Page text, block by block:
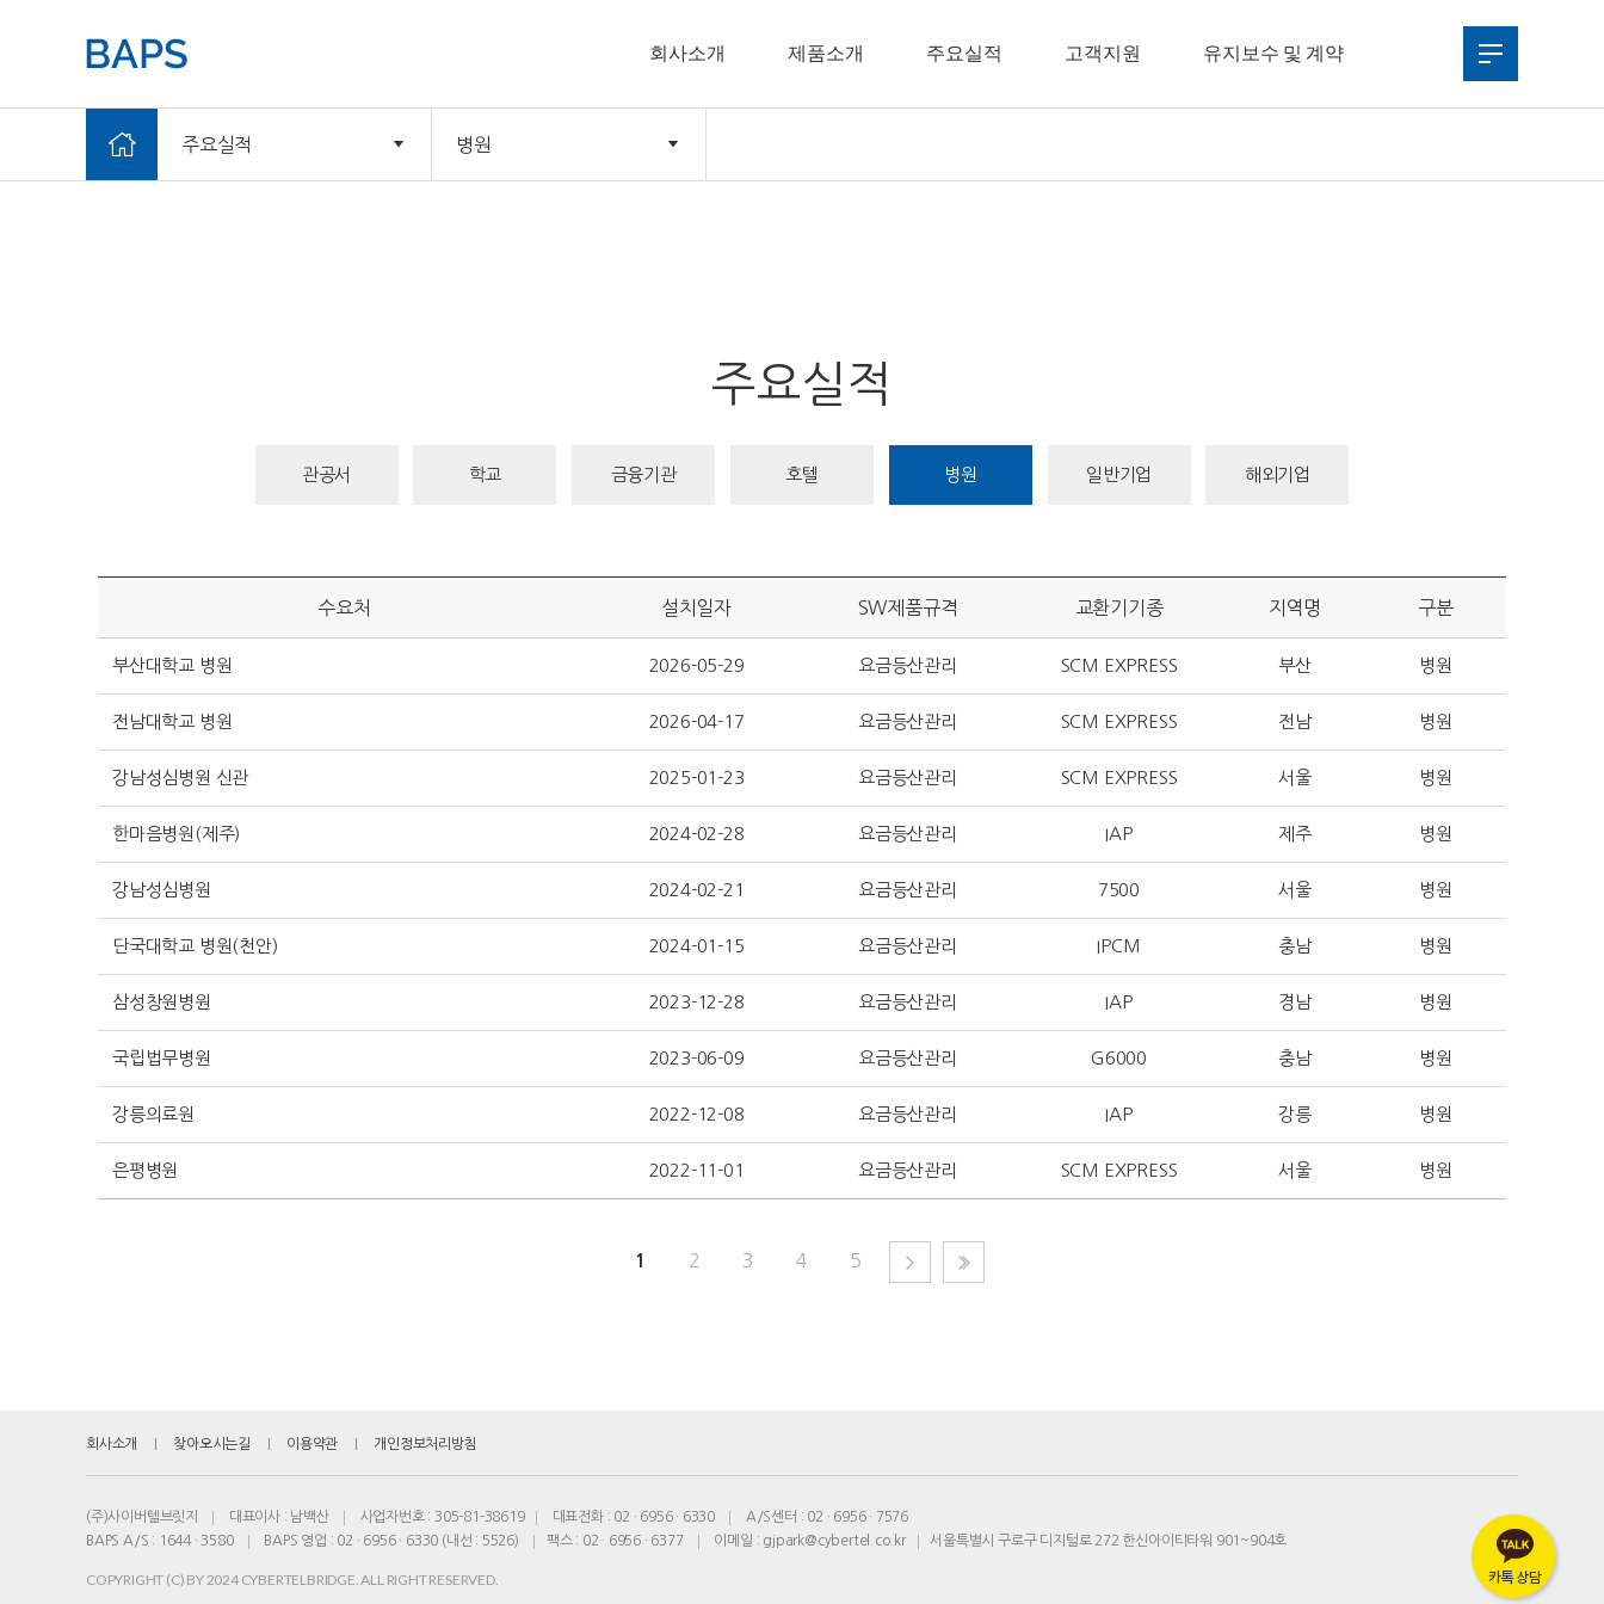
회사소개 제품소개 주요실적 고객지원 유지보수 및 계약
주요실적 병원
주요실적
관공서 학교 금융기관 호텔 병원 일반기업 해외기업
수요처 설치일자 SW제품규격 교환기기종 지역명 구분
부산대학교 병원 2026-05-29 요금등산관리 SCM EXPRESS 부산 병원
전남대학교 병원 2026-04-17 요금등산관리 SCM EXPRESS 전남 병원
강남성심병원 신관 2025-01-23 요금등산관리 SCM EXPRESS 서울 병원
한마음병원(제주) 2024-02-28 요금등산관리 IAP 제주 병원
강남성심병원 2024-02-21 요금등산관리 7500 서울 병원
단국대학교 병원(천안) 2024-01-15 요금등산관리 IPCM 충남 병원
삼성창원병원 2023-12-28 요금등산관리 IAP 경남 병원
국립법무병원 2023-06-09 요금등산관리 G6000 충남 병원
강릉의료원 2022-12-08 요금등산관리 IAP 강릉 병원
은평병원 2022-11-01 요금등산관리 SCM EXPRESS 서울 병원
1 2 3 4 5
회사소개 찾아오시는길 이용약관 개인정보처리방침
(주)사이버텔브릿지 대표이사 : 남백산 사업자번호 : 305-81-38619 대표전화 : 02 · 6956 · 6330 A/S센터 : 02 · 6956 · 7576
BAPS A/S : 1644 · 3580 BAPS 영업 : 02 · 6956 · 6330 (내선 : 5526) 팩스 : 02 · 6956 · 6377 이메일 : gjpark@cybertel.co.kr 서울특별시 구로구 디지털로 272 한신아이티타워 901~904호
COPYRIGHT (C) BY 2024 CYBERTELBRIDGE. ALL RIGHT RESERVED.